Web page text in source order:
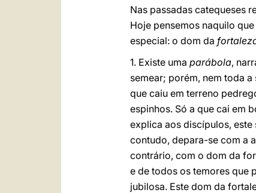
Nas passadas catequeses
Hoje pensemos naquilo
especial: o dom da
1. Existe uma parábola,
semear; porém, nem toda
que caiu em terreno
espinhos. Só a que cai em
explica aos discípulos, este
contudo, depara-se com a
contrário, com o dom da
e de todos os temores que
jubilosa. Este dom da